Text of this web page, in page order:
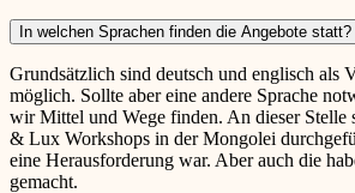
In welchen Sprachen finden die Angebote statt?
Grundsätzlich sind deutsch und englisch als
möglich. Sollte aber eine andere Sprache
wir Mittel und Wege finden. An dieser Stelle
& Lux Workshops in der Mongolei
eine Herausforderung war. Aber auch die
gemacht.